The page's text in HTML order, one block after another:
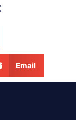
Email